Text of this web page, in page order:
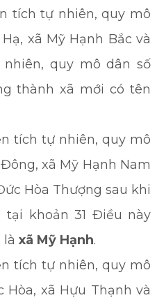
tích tự nhiên, quy mô
xã Mỹ Hạnh Bắc và
quy mô dân số
thành xã mới có tên
tích tự nhiên, quy mô
xã Mỹ Hạnh Nam
Hòa Thượng sau khi
khoản 31 Điều này
là xã Mỹ Hạnh.
tích tự nhiên, quy mô
xã Hựu Thạnh và